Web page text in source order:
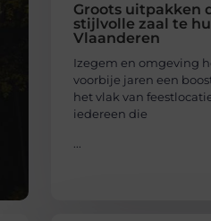
Groots uitpakken
stijlvolle zaal te
Vlaanderen
Izegem en omgeving
voorbije jaren een
het vlak van
iedereen die
...